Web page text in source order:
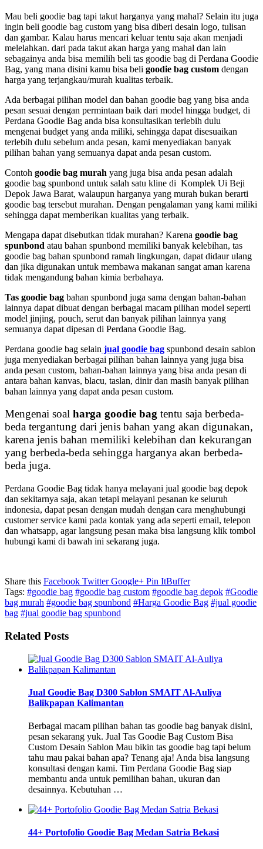
Mau beli goodie bag tapi takut harganya yang mahal? Selain itu juga
ingin beli goodie bag custom yang bisa diberi desain logo, tulisan
dan gambar. Kalau harus mencari keluar tentu saja akan menjadi
melelahkan. dari pada takut akan harga yang mahal dan lain
sebagainya anda bisa memilih beli tas goodie bag di Perdana Goodie
Bag, yang mana disini kamu bisa beli goodie bag custom dengan
harga yang terjangkau/murah kualitas terbaik.
Ada berbagai pilihan model dan bahan goodie bag yang bisa anda
pesan sesuai dengan permintaan baik dari model hingga budget, di
Perdana Goodie Bag anda bisa konsultasikan terlebih dulu
mengenai budget yang anda miliki, sehingga dapat disesuaikan
terlebih dulu sebelum anda pesan, kami menyediakan banyak
pilihan bahan yang semuanya dapat anda pesan custom.
Contoh goodie bag murah yang juga bisa anda pesan adalah
goodie bag spunbond untuk salah satu kline di Komplek Ui Beji
Depok Jawa Barat, walaupun harganya yang murah bukan berarti
goodie bag tersebut murahan. Dengan pengalaman yang kami miliki
sehingga dapat memberikan kualitas yang terbaik.
Mengapa dapat disebutkan tidak murahan? Karena goodie bag
spunbond atau bahan spunbond memiliki banyak kelebihan, tas
goodie bag bahan spunbond ramah lingkungan, dapat didaur ulang
dan jika digunakan untuk membawa makanan sangat aman karena
tidak mengandung bahan kimia berbahaya.
Tas goodie bag bahan spunbond juga sama dengan bahan-bahan
lainnya dapat dibuat dengan berbagai macam pilihan model seperti
model jinjing, pouch, serut dan banyak pilihan lainnya yang
semuanya dapat dipesan di Perdana Goodie Bag.
Perdana goodie bag selain jual goodie bag spunbond desain sablon
juga menyediakan berbagai pilihan bahan lainnya yang juga bisa
anda pesan custom, bahan-bahan lainnya yang bisa anda pesan di
antara bahan kanvas, blacu, taslan, dinir dan masih banyak pilihan
bahan lainnya yang dapat anda pesan custom.
Mengenai soal harga goodie bag tentu saja berbeda-
beda tergantung dari jenis bahan yang akan digunakan,
karena jenis bahan memiliki kelebihan dan kekurangan
yang berbeda-beda sehingga harganya akan berbeda-
beda juga.
Perdana Goodie Bag tidak hanya melayani jual goodie bag depok
dan sekitarnya saja, akan tetapi melayani pesanan ke seluruh
indonesia, dapat pesan dengan mudah dengan cara menghubungi
customer service kami pada kontak yang ada seperti email, telepon
dan whatsapp, agar langsung pesan maka bisa langsung klik tombol
hubungi kami di bawah ini sekarang juga.
Share this Facebook TwitterGoogle+ Pin ItBuffer
Tags: #goodie bag #goodie bag custom #goodie bag depok #Goodie
bag murah #goodie bag spunbond #Harga Goodie Bag #jual goodie
bag #jual goodie bag spunbond
Related Posts
Jual Goodie Bag D300 Sablon SMAIT Al-Auliya
Balikpapan Kalimantan
Berbagai macam pilihan bahan tas goodie bag banyak disini,
pesan sekarang yuk. Jual Tas Goodie Bag Custom Bisa
Custom Desain Sablon Mau bikin tas goodie bag tapi belum
tahu mau pakai bahan apa? Tenang aja! Anda bisa langsung
konsultasi dengan kami. Tim Perdana Goodie Bag siap
membantu anda untuk pemilihan bahan, ukuran dan
desainnya. Kebutuhan …
44+ Portofolio Goodie Bag Medan Satria Bekasi